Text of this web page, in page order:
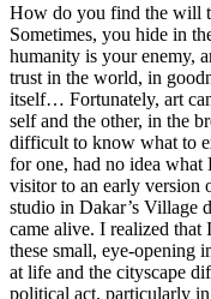
How do you find the will
Sometimes, you hide in
humanity is your enemy,
trust in the world, in
itself… Fortunately, art
self and the other, in the
difficult to know what to
for one, had no idea what
visitor to an early version
studio in Dakar’s Village
came alive. I realized
these small, eye-opening
at life and the cityscape
political act, particularly